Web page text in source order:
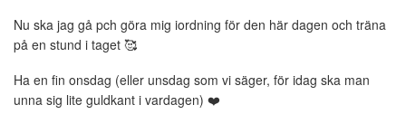
Nu ska jag gå pch göra mig iordning för den här dagen och träna
på en stund i taget 🥰
Ha en fin onsdag (eller unsdag som vi säger, för idag ska man
unna sig lite guldkant i vardagen) ❤️